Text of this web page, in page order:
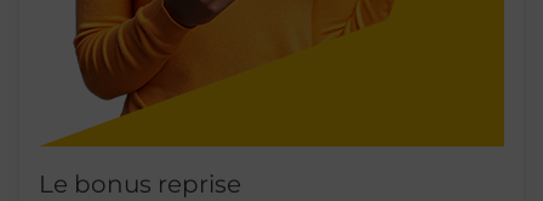
Le bonus reprise